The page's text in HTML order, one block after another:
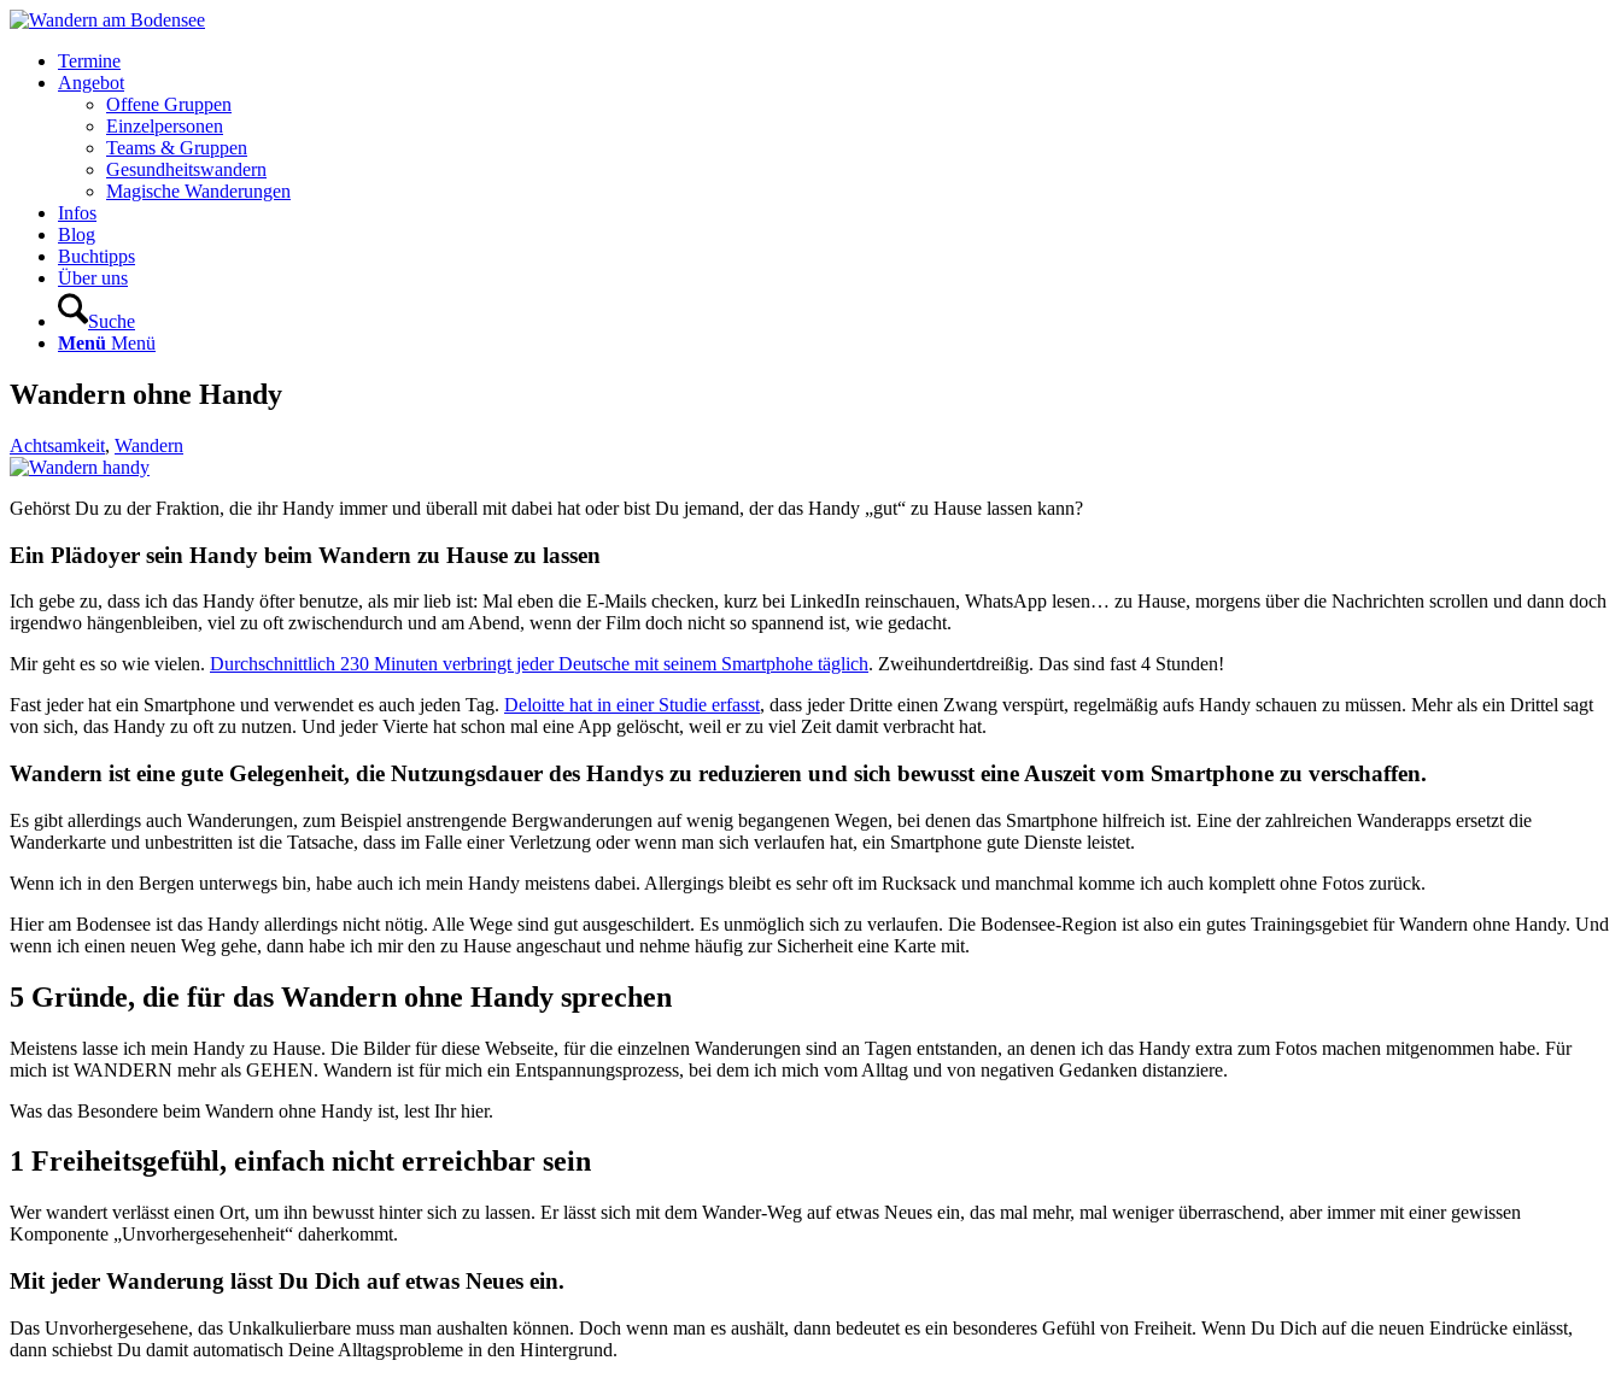
Termine
Angebot
Offene Gruppen
Einzelpersonen
Teams & Gruppen
Gesundheitswandern
Magische Wanderungen
Infos
Blog
Buchtipps
Über uns
Suche
Menü Menü
Wandern ohne Handy
Achtsamkeit, Wandern
Gehörst Du zu der Fraktion, die ihr Handy immer und überall mit dabei hat oder bist Du jemand, der das Handy „gut“ zu Hause lassen kann?
Ein Plädoyer sein Handy beim Wandern zu Hause zu lassen
Ich gebe zu, dass ich das Handy öfter benutze, als mir lieb ist: Mal eben die E-Mails checken, kurz bei LinkedIn reinschauen, WhatsApp lesen… zu Hause, morgens über die Nachrichten scrollen und dann doch
irgendwo hängenbleiben, viel zu oft zwischendurch und am Abend, wenn der Film doch nicht so spannend ist, wie gedacht.
Mir geht es so wie vielen. Durchschnittlich 230 Minuten verbringt jeder Deutsche mit seinem Smartphohe täglich. Zweihundertdreißig. Das sind fast 4 Stunden!
Fast jeder hat ein Smartphone und verwendet es auch jeden Tag. Deloitte hat in einer Studie erfasst, dass jeder Dritte einen Zwang verspürt, regelmäßig aufs Handy schauen zu müssen. Mehr als ein Drittel sagt
von sich, das Handy zu oft zu nutzen. Und jeder Vierte hat schon mal eine App gelöscht, weil er zu viel Zeit damit verbracht hat.
Wandern ist eine gute Gelegenheit, die Nutzungsdauer des Handys zu reduzieren und sich bewusst eine Auszeit vom Smartphone zu verschaffen.
Es gibt allerdings auch Wanderungen, zum Beispiel anstrengende Bergwanderungen auf wenig begangenen Wegen, bei denen das Smartphone hilfreich ist. Eine der zahlreichen Wanderapps ersetzt die
Wanderkarte und unbestritten ist die Tatsache, dass im Falle einer Verletzung oder wenn man sich verlaufen hat, ein Smartphone gute Dienste leistet.
Wenn ich in den Bergen unterwegs bin, habe auch ich mein Handy meistens dabei. Allergings bleibt es sehr oft im Rucksack und manchmal komme ich auch komplett ohne Fotos zurück.
Hier am Bodensee ist das Handy allerdings nicht nötig. Alle Wege sind gut ausgeschildert. Es unmöglich sich zu verlaufen. Die Bodensee-Region ist also ein gutes Trainingsgebiet für Wandern ohne Handy. Und
wenn ich einen neuen Weg gehe, dann habe ich mir den zu Hause angeschaut und nehme häufig zur Sicherheit eine Karte mit.
5 Gründe, die für das Wandern ohne Handy sprechen
Meistens lasse ich mein Handy zu Hause. Die Bilder für diese Webseite, für die einzelnen Wanderungen sind an Tagen entstanden, an denen ich das Handy extra zum Fotos machen mitgenommen habe. Für
mich ist WANDERN mehr als GEHEN. Wandern ist für mich ein Entspannungsprozess, bei dem ich mich vom Alltag und von negativen Gedanken distanziere.
Was das Besondere beim Wandern ohne Handy ist, lest Ihr hier.
1 Freiheitsgefühl, einfach nicht erreichbar sein
Wer wandert verlässt einen Ort, um ihn bewusst hinter sich zu lassen. Er lässt sich mit dem Wander-Weg auf etwas Neues ein, das mal mehr, mal weniger überraschend, aber immer mit einer gewissen
Komponente „Unvorhergesehenheit“ daherkommt.
Mit jeder Wanderung lässt Du Dich auf etwas Neues ein.
Das Unvorhergesehene, das Unkalkulierbare muss man aushalten können. Doch wenn man es aushält, dann bedeutet es ein besonderes Gefühl von Freiheit. Wenn Du Dich auf die neuen Eindrücke einlässt,
dann schiebst Du damit automatisch Deine Alltagsprobleme in den Hintergrund.